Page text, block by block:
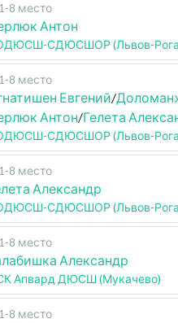
8 место
Антон
СДЮСШОР (Львов-
8 место
Евгений/
Антон/Гелета
СДЮСШОР (Львов-
8 место
Александр
СДЮСШОР (Львов-
8 место
Александр
Апвард ДЮСШ (Мукачево)
8 место